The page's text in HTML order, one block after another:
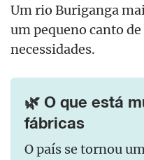
Um rio Buriganga
um pequeno canto
necessidades.
🌿 O que está
fábricas
O país se tornou